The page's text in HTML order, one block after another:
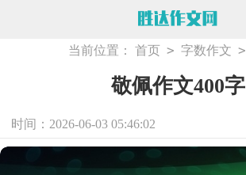
当前位置： 首页 > 字数作文 >
敬佩作文400字
时间：2026-06-03 05:46:02